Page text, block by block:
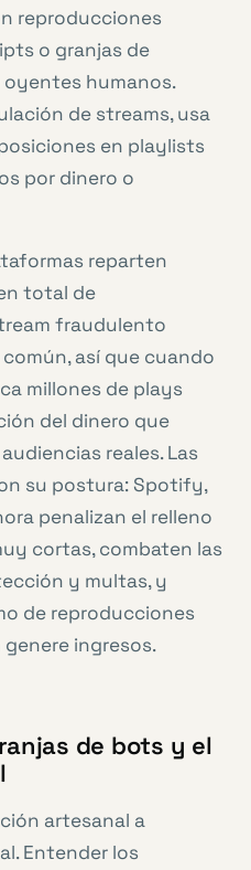
reproducciones
o granjas de
humanos.
de streams, usa
en playlists
por dinero o
reparten
total de
fraudulento
así que cuando
millones de plays
del dinero que
reales. Las
su postura: Spotify,
penalizan el relleno
cortas, combaten las
y multas, y
de reproducciones
ingresos.
de bots y el
artesanal a
Entender los